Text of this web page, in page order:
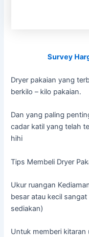
Survey
Dryer pakaian yang
berkilo – kilo pakaian.
Dan yang paling
cadar katil yang telah
hihi
Tips Membeli Dryer
Ukur ruangan
besar atau kecil
sediakan)
Untuk memberi kitaran